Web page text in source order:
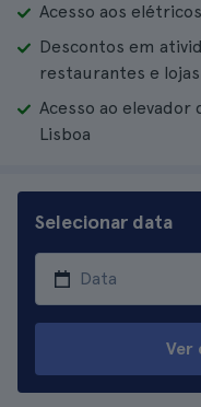
Acesso aos
Descontos em
restaurantes e lojas
Acesso ao
Lisboa
Selecionar data
Ver